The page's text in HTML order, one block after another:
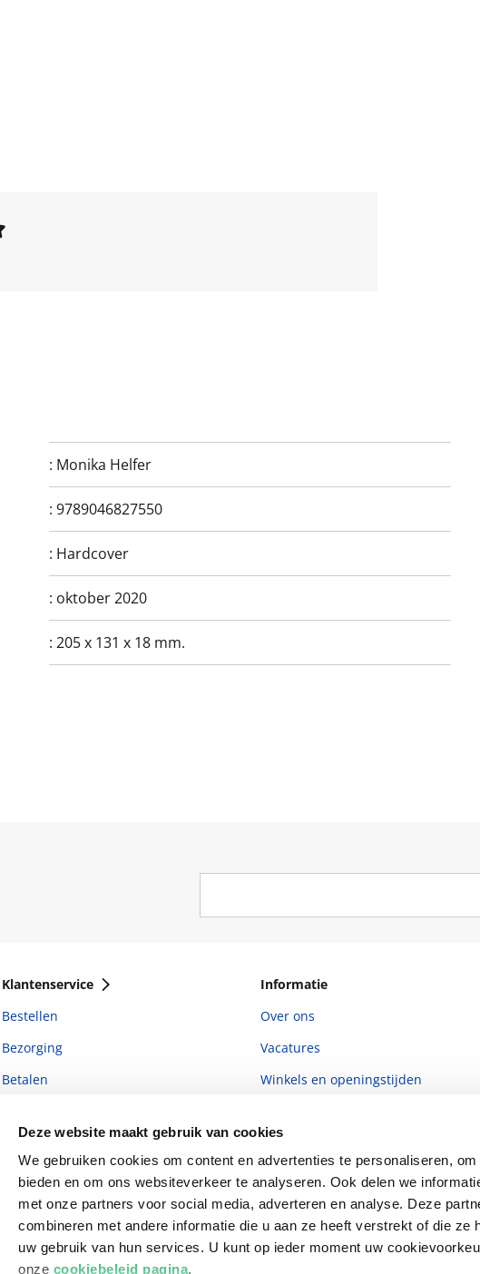
Deze website maakt gebruik van cookies
We gebruiken cookies om content en advertenties te personaliseren,
bieden en om ons websiteverkeer te analyseren. Ook delen we
met onze partners voor social media, adverteren en analyse. Deze
combineren met andere informatie die u aan ze heeft verstrekt of die ze
uw gebruik van hun services. U kunt op ieder moment uw
onze cookiebeleid pagina.
: Monika Helfer
: 9789046827550
: Hardcover
: oktober 2020
: 205 x 131 x 18 mm.
Klantenservice
Bestellen
Bezorging
Betalen
Veelgestelde vragen
Informatie
Over ons
Vacatures
Winkels en openingstijden
Ondernemer worden
Vulnerability Disclosure policy